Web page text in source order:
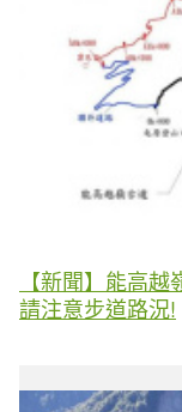
【新聞】能高
請注意步道路況!